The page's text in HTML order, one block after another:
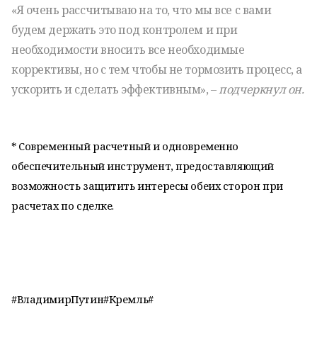
«Я очень рассчитываю на то, что мы все с вами
будем держать это под контролем и при
необходимости вносить все необходимые
коррективы, но с тем чтобы не тормозить процесс, а
ускорить и сделать эффективным», –подчеркнул он.
* Современный расчетный и одновременно
обеспечительный инструмент, предоставляющий
возможность защитить интересы обеих сторон при
расчетах по сделке.
#ВладимирПутин#Кремль#